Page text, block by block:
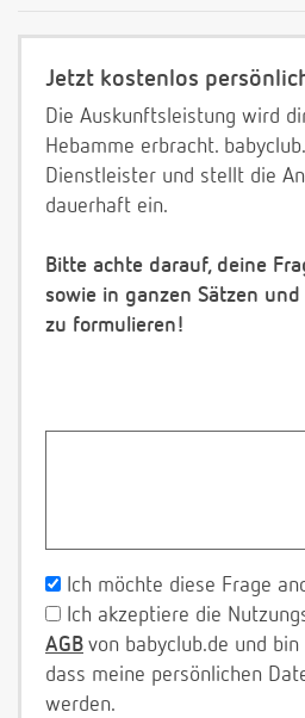
Jetzt kostenlos
Die Auskunftsleistung wird
Hebamme erbracht.
Dienstleister und stellt die
dauerhaft ein.
Bitte achte darauf, deine
sowie in ganzen Sätzen
zu formulieren!
Ich möchte diese Frage
Ich akzeptiere die
AGB von babyclub.de und
dass meine persönlichen
werden.